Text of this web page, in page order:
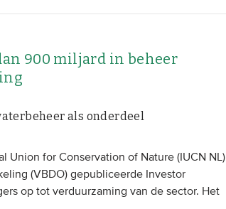
900 miljard in beheer
als onderdeel
Union for Conservation of Nature (IUCN NL)
(VBDO) gepubliceerde Investor
op tot verduurzaming van de sector. Het